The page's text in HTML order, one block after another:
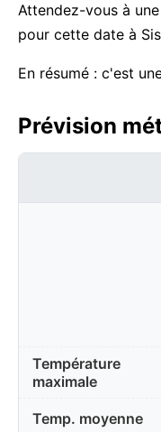
Attendez-vous à
pour cette date à
En résumé : c'est
Prévision
Température
maximale
Temp. moyenne